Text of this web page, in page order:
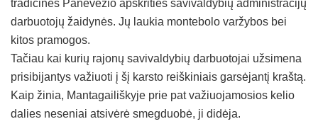
tradicinės Panevėžio apskrities savivaldybių administracijų
darbuotojų žaidynės. Jų laukia montebolo varžybos bei
kitos pramogos.
Tačiau kai kurių rajonų savivaldybių darbuotojai užsimena
prisibijantys važiuoti į šį karsto reiškiniais garsėjantį kraštą.
Kaip žinia, Mantagailiškyje prie pat važiuojamosios kelio
dalies neseniai atsivėrė smegduobė, ji didėja.